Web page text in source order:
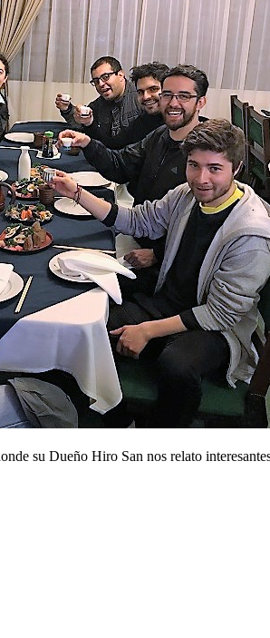
su Dueño Hiro San nos relato